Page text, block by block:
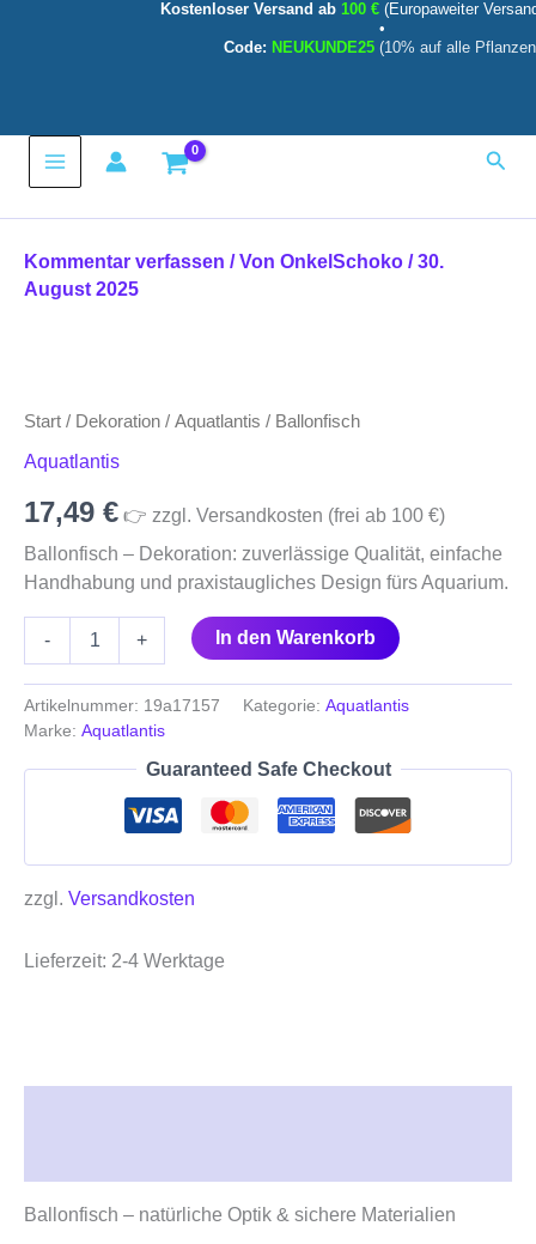
Kostenloser Versand ab 100 € (Europaweiter
•
Code: NEUKUNDE25 (10% auf alle
Main
Kommentar verfassen / Von OnkelSchoko /30.
August 2025
Start / Dekoration / Aquatlantis / Ballonfisch
Aquatlantis
17,49 € 👉 zzgl. Versandkosten (frei ab 100 €)
Ballonfisch – Dekoration: zuverlässige Qualität, einfache
Handhabung und praxistaugliches Design fürs Aquarium.
- + In den Warenkorb
Artikelnummer: 19a17157 Kategorie: Aquatlantis
Marke: Aquatlantis
Guaranteed Safe Checkout
zzgl. Versandkosten
Lieferzeit: 2-4 Werktage
Ballonfisch – natürliche Optik & sichere Materialien